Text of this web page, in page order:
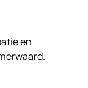
en